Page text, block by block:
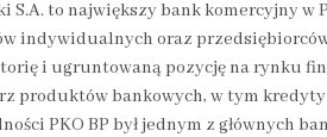
S.A. to największy bank komercyjny w
indywidualnych oraz
i ugruntowaną pozycję na rynku
produktów bankowych, w tym
PKO BP był jednym z głównych